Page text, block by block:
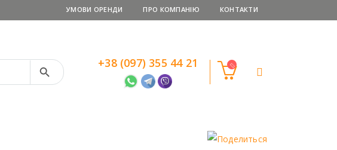
УМОВИ ОРЕНДИ ПРО КОМПАНІЮ КОНТАКТИ
Search Button +38 (097) 355 44 21